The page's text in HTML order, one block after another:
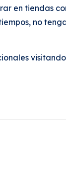
en tiendas
no
visitando